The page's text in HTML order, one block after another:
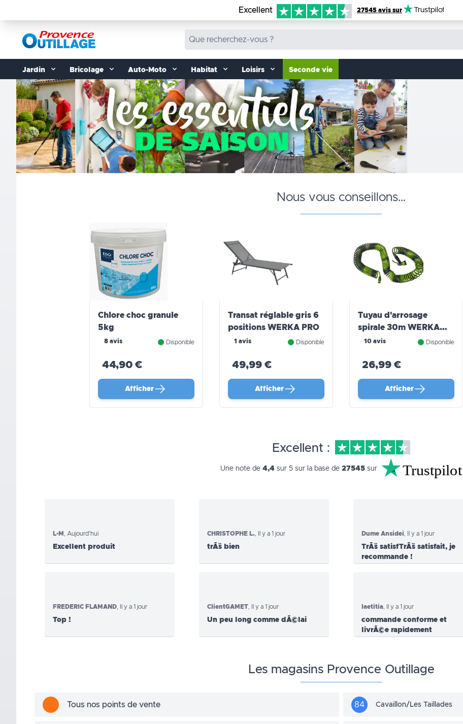
Excellent 27545 avis sur Trustpilot
Jardin Bricolage Auto-Moto Habitat Loisirs Seconde vie
Nous vous conseillons…
Chlore choc granule
5kg
8 avis Disponible
44,90 €
Afficher
Transat réglable gris 6
positions WERKA PRO
1 avis Disponible
49,99 €
Afficher
Tuyau d'arrosage
spirale 30m WERKA
PRO
10 avis Disponible
26,99 €
Afficher
Excellent :
Une note de 4,4sur 5 sur la base de 27545sur Trustpilot
L-M Aujourd'hui
Excellent produit
FREDERIC FLAMAND Il y a 1 jour
Top !
CHRISTOPHE L. Il y a 1 jour
trÃ¨s bien
ClientGAMET Il y a 1 jour
Un peu long comme dÃ©lai
Dume Ansidei Il y a 1 jour
TrÃ¨s satisfTrÃ¨s satisfait, je
recommande !
laetitia Il y a 1 jour
commande conforme et
livrÃ©e rapidement
Les magasins Provence Outillage
Tous nos points de vente 84 Cavaillon/Les Taillades